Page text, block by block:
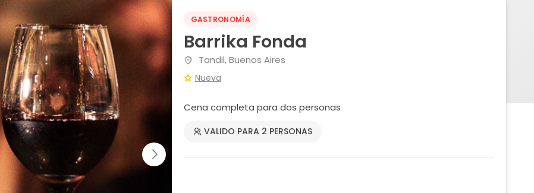
GASTRONOMÍA
Barrika Fonda
Tandil, Buenos Aires
Nueva
Cena completa para dos personas
VALIDO PARA 2 PERSONAS